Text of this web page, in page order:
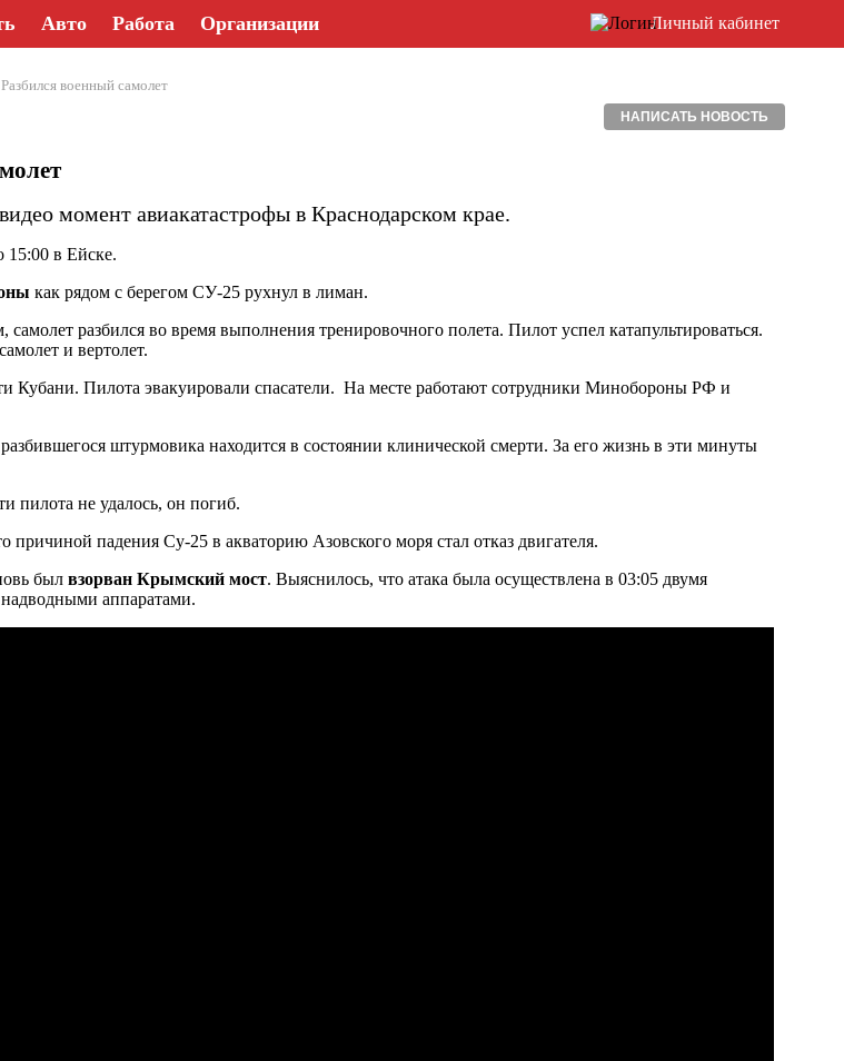
Авто Работа Организации Личный кабинет
военный самолет
НАПИСАТЬ НОВОСТЬ
момент авиакатастрофы в Краснодарском крае.
в Ейске.
как рядом с берегом СУ-25 рухнул в лиман.
разбился во время выполнения тренировочного полета. Пилот успел катапультироваться.
и вертолет.
Кубани. Пилота эвакуировали спасатели. На месте работают сотрудники Минобороны РФ и
штурмовика находится в состоянии клинической смерти. За его жизнь в эти минуты
пилота не удалось, он погиб.
падения Су-25 в акваторию Азовского моря стал отказ двигателя.
был взорван Крымский мост. Выяснилось, что атака была осуществлена в 03:05 двумя
аппаратами.